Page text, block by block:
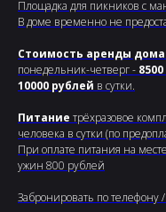
Площадка для пикников с
В доме временно не
Стоимость аренды дома
понедельник-четверг -
10000 рублей в сутки.
Питание трёхразовое
человека в сутки (по
При оплате питания на
ужин 800 рублей
Забронировать по телефону